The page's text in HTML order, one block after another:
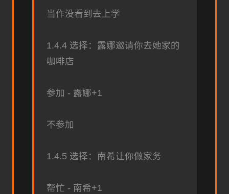
当作没看到去上学
1.4.4 选择：露娜邀请你去她家的
咖啡店
参加 - 露娜+1
不参加
1.4.5 选择：南希让你做家务
帮忙 - 南希+1